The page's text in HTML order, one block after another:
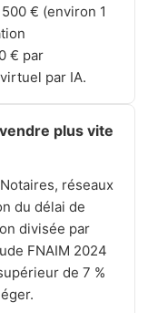
€ (environ 1
€ par
par IA.
plus vite
réseaux
du délai de
divisée par
FNAIM 2024
de 7 %